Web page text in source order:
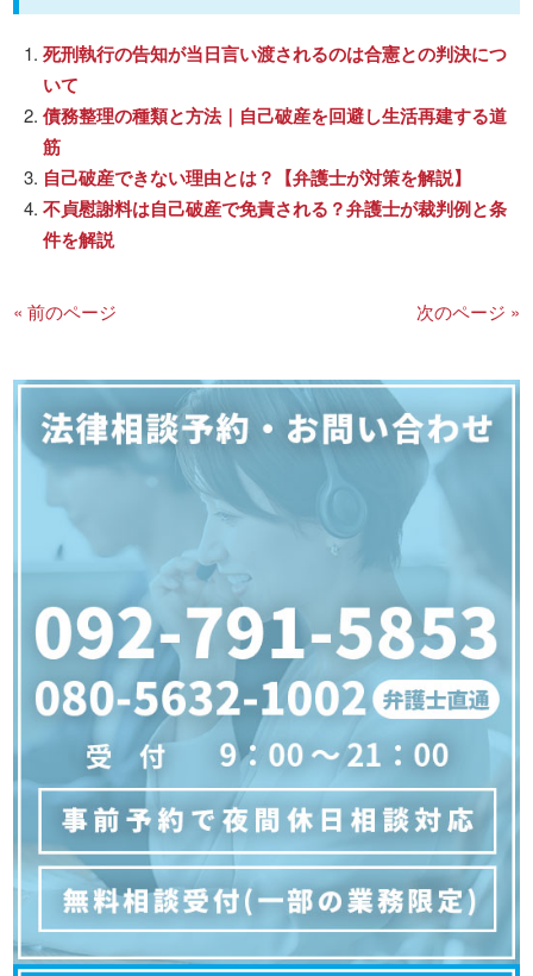
死刑執行の告知が当日言い渡されるのは合憲との判決につ
いて
債務整理の種類と方法｜自己破産を回避し生活再建する道
筋
自己破産できない理由とは？【弁護士が対策を解説】
不貞慰謝料は自己破産で免責される？弁護士が裁判例と条
件を解説
« 前のページ 次のページ »